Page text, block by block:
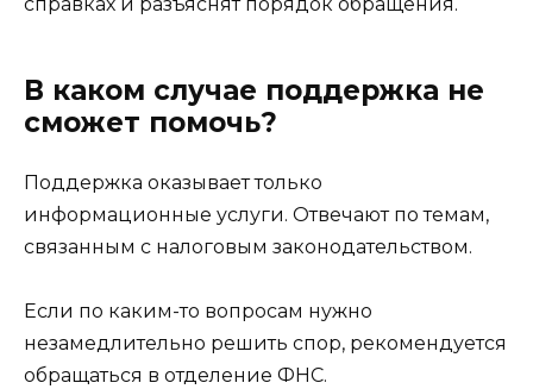
В каком случае поддержка не
сможет помочь?
Поддержка оказывает только
информационные услуги. Отвечают по темам,
связанным с налоговым законодательством.
Если по каким-то вопросам нужно
незамедлительно решить спор, рекомендуется
обращаться в отделение ФНС.